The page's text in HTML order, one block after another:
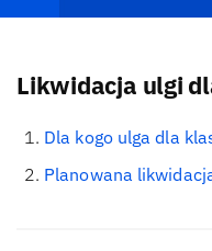
Likwidacja ulgi
Dla kogo ulga dla
Planowana